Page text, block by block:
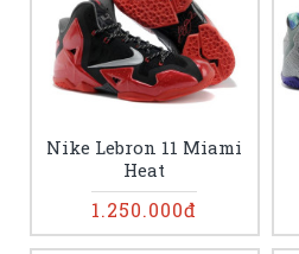
Nike Lebron 11 Miami
Heat
1.250.000đ